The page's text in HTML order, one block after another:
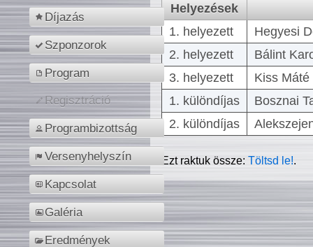
Díjazás
Szponzorok
Program
Regisztráció
Programbizottság
Versenyhelyszín
Kapcsolat
Galéria
Eredmények
Helyezések
1. helyezett
Hegyesi
2. helyezett
Bálint
3. helyezett
Kiss
1. különdíjas
Bosznai
2. különdíjas
Ezt raktuk össze:Töltsd le!.